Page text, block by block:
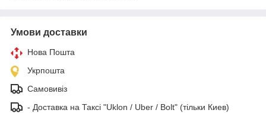
Умови доставки
Нова Пошта
Укрпошта
Самовивіз
- Доставка на Таксі "Uklon / Uber / Bolt" (тільки Киев)